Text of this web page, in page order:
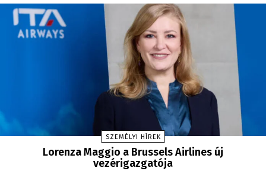
SZEMÉLYI HÍREK
Lorenza Maggio a Brussels Airlines új
vezérigazgatója